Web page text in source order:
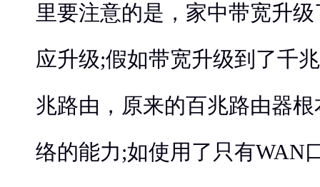
里要注意的是，家中带宽升
应升级;假如带宽升级到了千
兆路由，原来的百兆路由器
络的能力;如使用了只有WAN